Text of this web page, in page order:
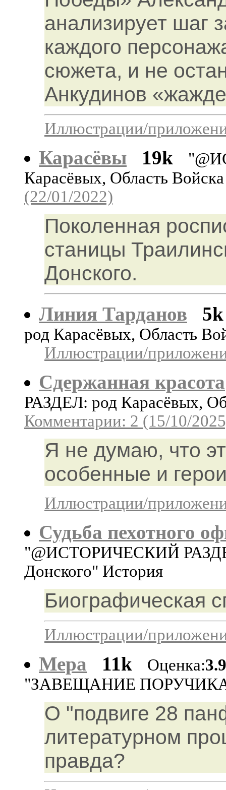
анализирует шаг
каждого
сюжета, и не
Анкудинов
Иллюстрации/
Карасёвы 19k
Карасёвых, Область
(22/01/2022)
Поколенная
станицы
Донского.
Линия Тарданов 5k
род Карасёвых, Область
Иллюстрации/
Сдержанная красота
РАЗДЕЛ: род Карасёвых,
Комментарии: 2 (15/10/
Я не думаю, что
особенные и
Иллюстрации/
Судьба пехотного
"@ИСТОРИЧЕСКИЙ
Донского" История
Биографическая
Иллюстрации/
Мера 11k Оценка:
"ЗАВЕЩАНИЕ ПОРУЧИКА
О "подвиге 28
литературном
правда?